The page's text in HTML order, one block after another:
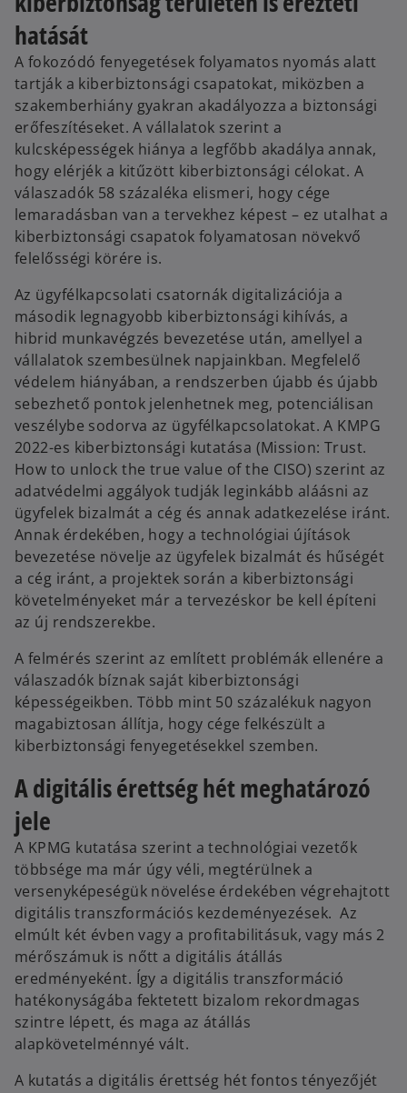
hatását
A fokozódó fenyegetések folyamatos nyomás alatt
tartják a kiberbiztonsági csapatokat, miközben a
szakemberhiány gyakran akadályozza a biztonsági
erőfeszítéseket. A vállalatok szerint a
kulcsképességek hiánya a legfőbb akadálya annak,
hogy elérjék a kitűzött kiberbiztonsági célokat. A
válaszadók 58 százaléka elismeri, hogy cége
lemaradásban van a tervekhez képest – ez utalhat a
kiberbiztonsági csapatok folyamatosan növekvő
felelősségi körére is.
Az ügyfélkapcsolati csatornák digitalizációja a
második legnagyobb kiberbiztonsági kihívás, a
hibrid munkavégzés bevezetése után, amellyel a
vállalatok szembesülnek napjainkban. Megfelelő
védelem hiányában, a rendszerben újabb és újabb
sebezhető pontok jelenhetnek meg, potenciálisan
veszélybe sodorva az ügyfélkapcsolatokat. A KMPG
2022-es kiberbiztonsági kutatása (Mission: Trust.
How to unlock the true value of the CISO) szerint az
adatvédelmi aggályok tudják leginkább aláásni az
ügyfelek bizalmát a cég és annak adatkezelése iránt.
Annak érdekében, hogy a technológiai újítások
bevezetése növelje az ügyfelek bizalmát és hűségét
a cég iránt, a projektek során a kiberbiztonsági
követelményeket már a tervezéskor be kell építeni
az új rendszerekbe.
A felmérés szerint az említett problémák ellenére a
válaszadók bíznak saját kiberbiztonsági
képességeikben. Több mint 50 százalékuk nagyon
magabiztosan állítja, hogy cége felkészült a
kiberbiztonsági fenyegetésekkel szemben.
A digitális érettség hét meghatározó
jele
A KPMG kutatása szerint a technológiai vezetők
többsége ma már úgy véli, megtérülnek a
versenyképeségük növelése érdekében végrehajtott
digitális transzformációs kezdeményezések. Az
elmúlt két évben vagy a profitabilitásuk, vagy más 2
mérőszámuk is nőtt a digitális átállás
eredményeként. Így a digitális transzformáció
hatékonyságába fektetett bizalom rekordmagas
szintre lépett, és maga az átállás
alapkövetelménnyé vált.
A kutatás a digitális érettség hét fontos tényezőjét